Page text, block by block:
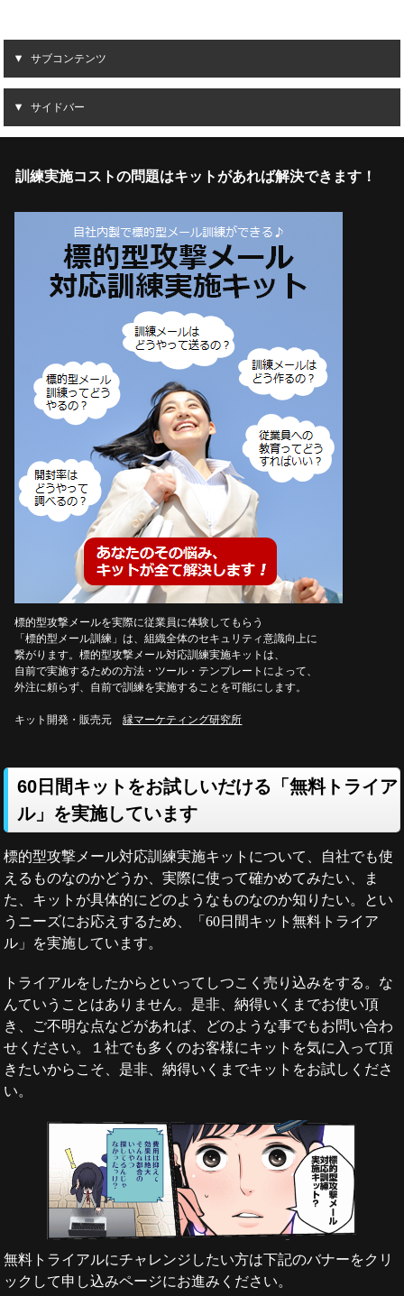
サブコンテンツ
サイドバー
訓練実施コストの問題はキットがあれば解決できます！
標的型攻撃メールを実際に従業員に体験してもらう
「標的型メール訓練」は、組織全体のセキュリティ意識向上に
繋がります。標的型攻撃メール対応訓練実施キットは、
自前で実施するための方法・ツール・テンプレートによって、
外注に頼らず、自前で訓練を実施することを可能にします。
キット開発・販売元縁マーケティング研究所
60日間キットをお試しいだける「無料トライア
ル」を実施しています
標的型攻撃メール対応訓練実施キットについて、自社でも使
えるものなのかどうか、実際に使って確かめてみたい、ま
た、キットが具体的にどのようなものなのか知りたい。とい
うニーズにお応えするため、「60日間キット無料トライア
ル」を実施しています。
トライアルをしたからといってしつこく売り込みをする。な
んていうことはありません。是非、納得いくまでお使い頂
き、ご不明な点などがあれば、どのような事でもお問い合わ
せください。１社でも多くのお客様にキットを気に入って頂
きたいからこそ、是非、納得いくまでキットをお試しくださ
い。
無料トライアルにチャレンジしたい方は下記のバナーをクリ
ックして申し込みページにお進みください。